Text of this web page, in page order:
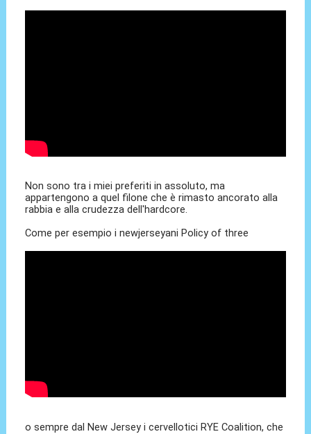
Non sono tra i miei preferiti in assoluto, ma
appartengono a quel filone che è rimasto ancorato alla
rabbia e alla crudezza dell'hardcore.
Come per esempio i newjerseyani Policy of three
o sempre dal New Jersey i cervellotici RYE Coalition, che